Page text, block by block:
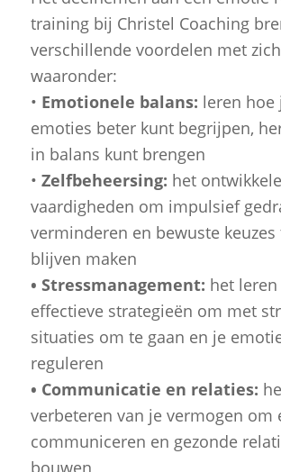
training bij Christel Coaching
verschillende voordelen met
waaronder:
• Emotionele balans: leren hoe
emoties beter kunt begrijpen,
in balans kunt brengen
• Zelfbeheersing: het
vaardigheden om impulsief
verminderen en bewuste keuzes
blijven maken
• Stressmanagement: het leren
effectieve strategieën om met
situaties om te gaan en je
reguleren
• Communicatie en relaties:
verbeteren van je vermogen om
communiceren en gezonde
bouwen